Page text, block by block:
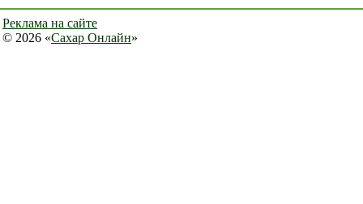
Реклама на сайте
© 2026 «Сахар Онлайн»